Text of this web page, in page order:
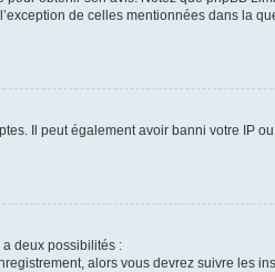
de celles mentionnées dans la
Il peut également avoir banni votre IP
a deux possibilités :
alors vous devrez suivre les